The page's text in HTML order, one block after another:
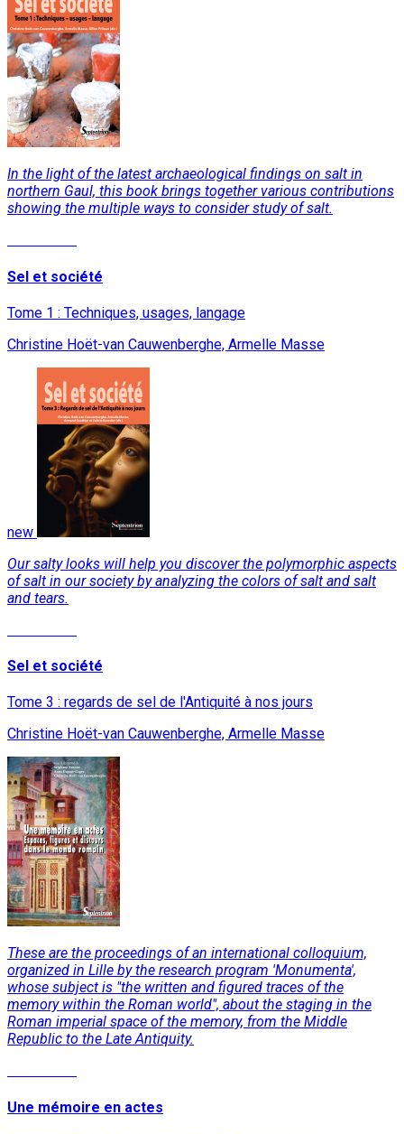
In the light of the latest archaeological findings on salt in
northern Gaul, this book brings together various contributions
showing the multiple ways to consider study of salt.
Sel et société
Tome 1 : Techniques, usages, langage
Christine Hoët-van Cauwenberghe, Armelle Masse
new
Our salty looks will help you discover the polymorphic aspects
of salt in our society by analyzing the colors of salt and salt
and tears.
Sel et société
Tome 3 : regards de sel de l'Antiquité à nos jours
Christine Hoët-van Cauwenberghe, Armelle Masse
These are the proceedings of an international colloquium,
organized in Lille by the research program 'Monumenta',
whose subject is "the written and figured traces of the
memory within the Roman world", about the staging in the
Roman imperial space of the memory, from the Middle
Republic to the Late Antiquity.
Une mémoire en actes